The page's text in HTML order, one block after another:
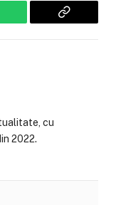
Copiaza
cu
2022.